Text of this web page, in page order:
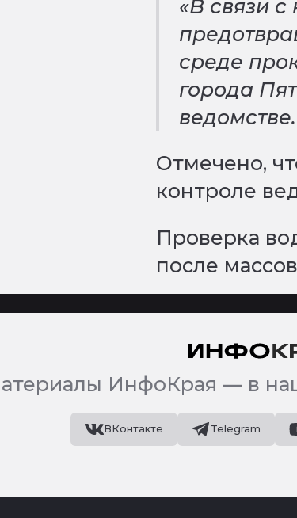
«В связи
среде
города
ведомстве.
Отмечено,
контроле
Проверка
после
ИнфоКрая — в
ВКонтакте Telegram